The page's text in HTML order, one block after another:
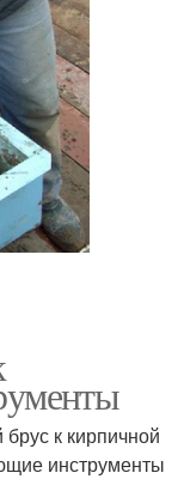
к кирпичной
инструменты